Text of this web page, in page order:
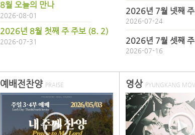
8월 오늘의 만나
2026-08-01
2026년 8월 첫째 주 주보 (8. 2)
2026-07-31
2026년 7월 넷째
2026-07-24
2026년 7월 셋째
2026-07-16
예배전찬양 PRAISE 영상 PYUNGKANG